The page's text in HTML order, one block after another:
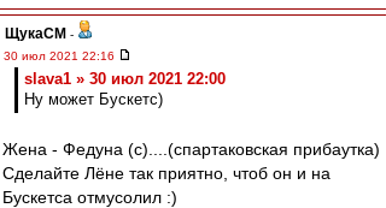
ЩукаСМ -
30 июл 2021 22:16
slava1 » 30 июл 2021 22:00
Ну может Бускетс)
Жена - Федуна (с)....(спартаковская прибаутка)
Сделайте Лёне так приятно, чтоб он и на
Бускетса отмусолил :)